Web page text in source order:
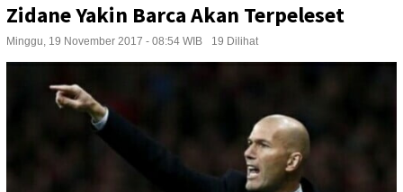
Zidane Yakin Barca Akan Terpeleset
Minggu, 19 November 2017 - 08:54 WIB 19 Dilihat